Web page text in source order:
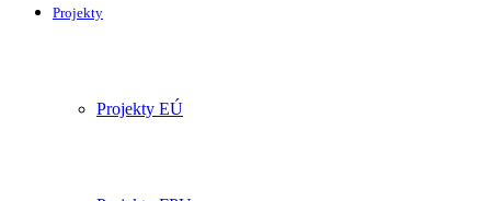
Projekty
Projekty EÚ